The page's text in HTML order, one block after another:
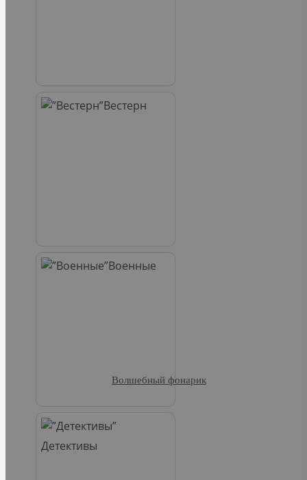
Вестерн
Военные
Детективы
Волшебный фонарик